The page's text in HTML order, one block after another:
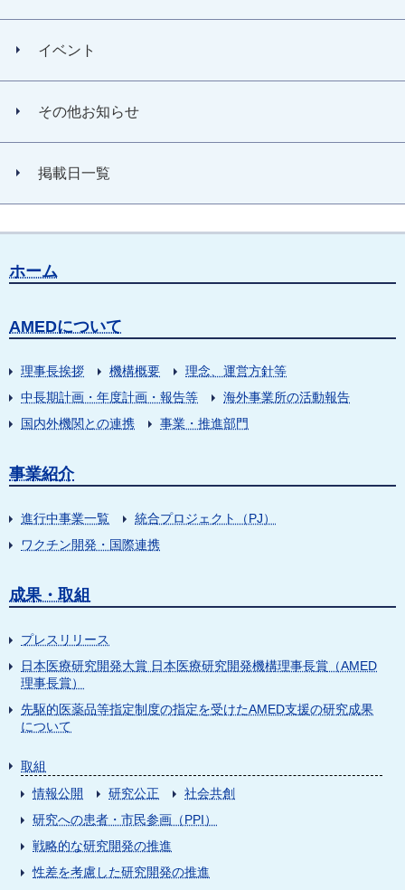
イベント
その他お知らせ
掲載日一覧
ホーム
AMEDについて
理事長挨拶 機構概要
理念、運営方針等
中長期計画・年度計画・報告等
海外事業所の活動報告
国内外機関との連携
事業・推進部門
事業紹介
進行中事業一覧
統合プロジェクト（PJ）
ワクチン開発・国際連携
成果・取組
プレスリリース
日本医療研究開発大賞 日本医療研究開発機構理事長賞（AMED
理事長賞）
先駆的医薬品等指定制度の指定を受けたAMED支援の研究成果
について
取組
情報公開
研究公正
社会共創
研究への患者・市民参画（PPI）
戦略的な研究開発の推進
性差を考慮した研究開発の推進